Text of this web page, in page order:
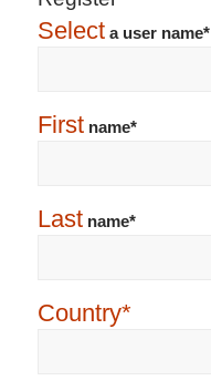
Selecta user name*
Firstname*
Lastname*
Country*